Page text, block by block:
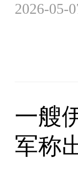
2026-05-
一艘
军称